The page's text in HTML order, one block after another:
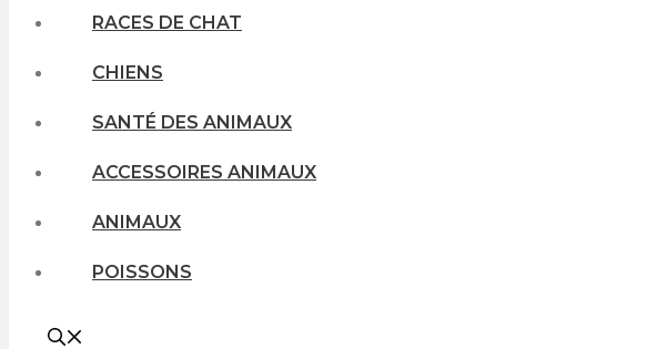
RACES DE CHAT
CHIENS
SANTÉ DES ANIMAUX
ACCESSOIRES ANIMAUX
ANIMAUX
POISSONS